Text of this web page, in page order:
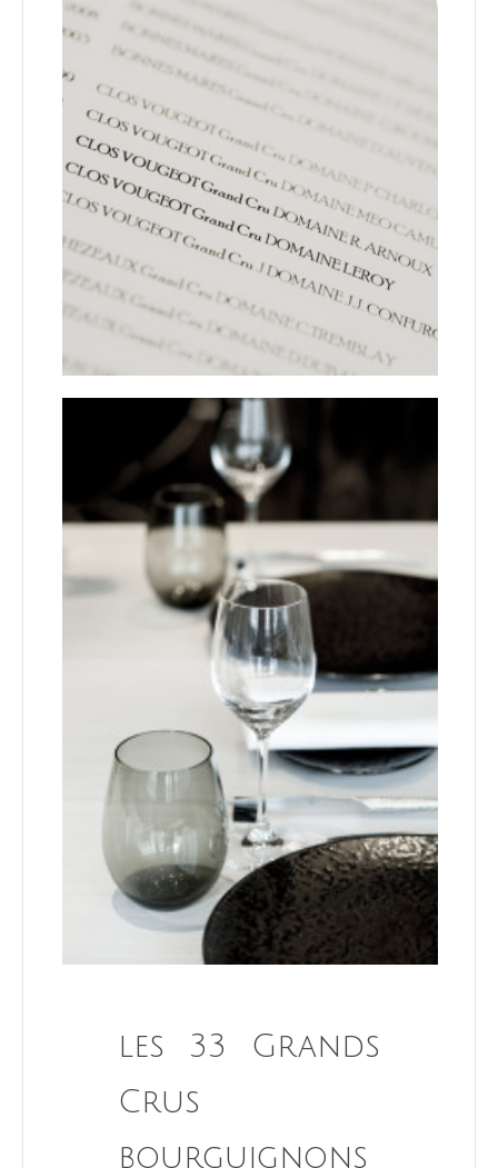
les 33 Grands
Crus
bourguignons